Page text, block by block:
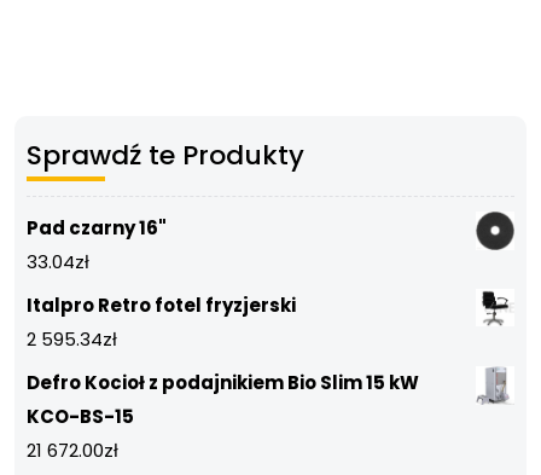
Sprawdź te Produkty
Pad czarny 16"
33.04zł
Italpro Retro fotel fryzjerski
2 595.34zł
Defro Kocioł z podajnikiem Bio Slim 15 kW
KCO-BS-15
21 672.00zł